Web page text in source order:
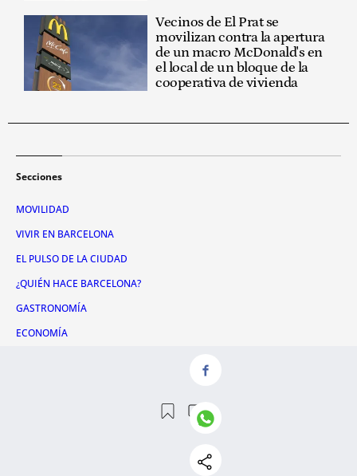
Vecinos de El Prat se
movilizan contra la apertura
de un macro McDonald's en
el local de un bloque de la
cooperativa de vivienda
Secciones
MOVILIDAD
VIVIR EN BARCELONA
EL PULSO DE LA CIUDAD
¿QUIÉN HACE BARCELONA?
GASTRONOMÍA
ECONOMÍA